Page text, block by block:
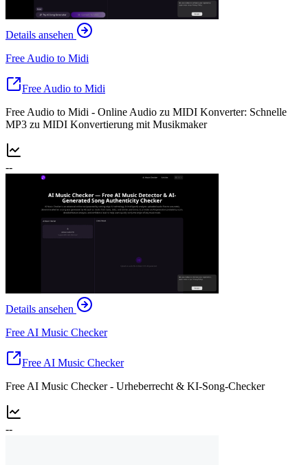
Details ansehen
Free Audio to Midi
Free Audio to Midi
Free Audio to Midi - Online Audio zu MIDI Konverter: Schnelle
MP3 zu MIDI Konvertierung mit Musikmaker
--
Details ansehen
Free AI Music Checker
Free AI Music Checker
Free AI Music Checker - Urheberrecht & KI-Song-Checker
--